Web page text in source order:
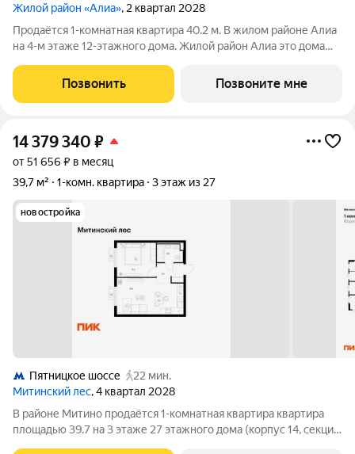
Жилой район «Алиа», 2 квартал 2028
Продаётся 1-комнатная квартира 40.2 м. В жилом районе Алиа
на 4-м этаже 12-этажного дома. Жилой район Алиа это дома
находится в Покровском-Стрешневе, экологически чистом
районе на престижном
Позвонить Позвоните мне
14 379 340 ₽
от 51 656 ₽ в месяц
39,7 м²
1-комн. квартира 3 этаж из 27
новостройка
Пятницкое шоссе
22 мин.
Митинский лес, 4 квартал 2028
В районе Митино продаётся 1-комнатная квартира квартира
площадью 39.7 на 3 этаже 27 этажного дома (корпус 14, секция